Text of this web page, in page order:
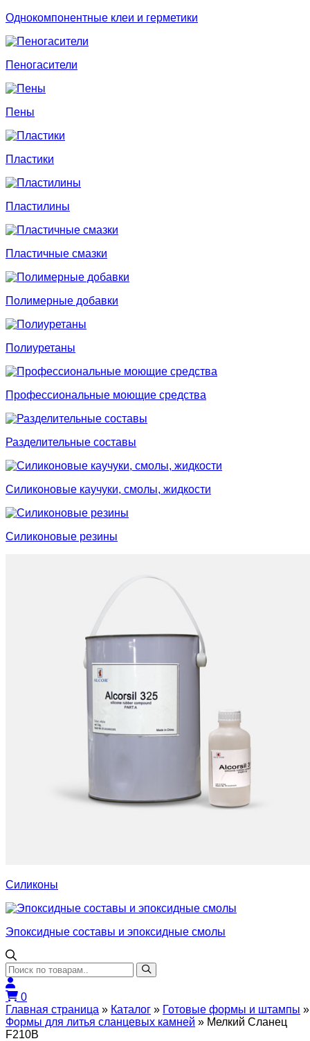
Однокомпонентные клеи и герметики
Пеногасители
Пены
Пластики
Пластилины
Пластичные смазки
Полимерные добавки
Полиуретаны
Профессиональные моющие средства
Разделительные составы
Силиконовые каучуки, смолы, жидкости
Силиконовые резины
Силиконы
Эпоксидные составы и эпоксидные смолы
0
Главная страница » Каталог » Готовые формы и штампы »
Формы для литья сланцевых камней » Мелкий Сланец
F210B